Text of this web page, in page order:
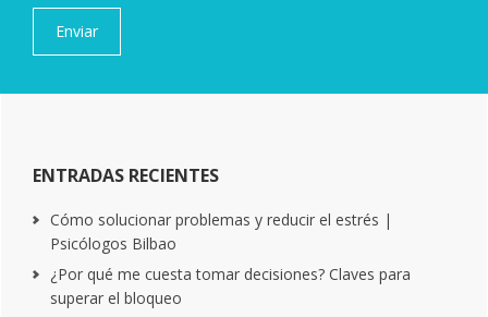
ENTRADAS RECIENTES
Cómo solucionar problemas y reducir el estrés |
Psicólogos Bilbao
¿Por qué me cuesta tomar decisiones? Claves para
superar el bloqueo